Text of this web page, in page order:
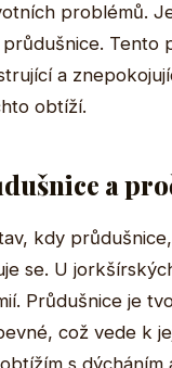
problémů.
a
obtíží.
a
kdy
se. U
Průdušnice je
což vede k
s